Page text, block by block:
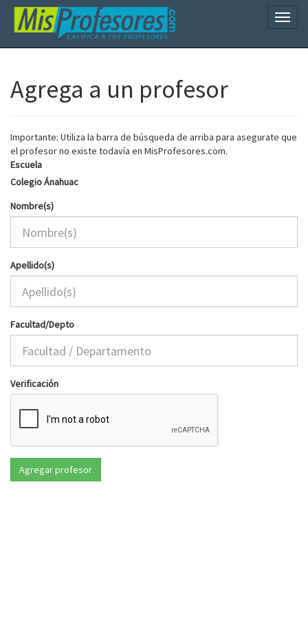
Agrega a un profesor
Importante: Utiliza la barra de búsqueda de arriba para asegurate que
el profesor no existe todavía en MisProfesores.com.
Escuela
Colegio Ánahuac
Nombre(s)
Apellido(s)
Facultad/Depto
Verificación